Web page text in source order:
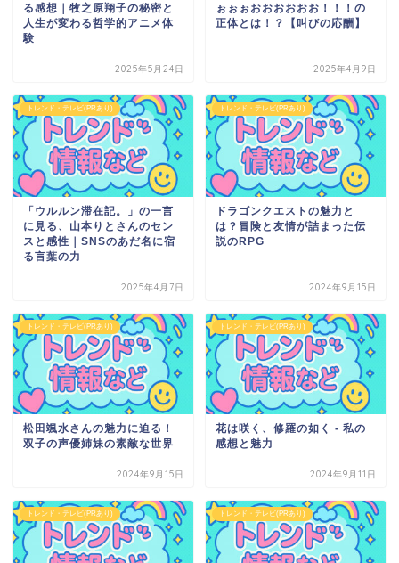
る感想｜牧之原翔子の秘密と
人生が変わる哲学的アニメ体
験
2025年5月24日
ぉぉぉおおおおおお！！！の
正体とは！？【叫びの応酬】
2025年4月9日
トレンド・テレビ(PRあり)
「ウルルン滞在記。」の一言
に見る、山本りとさんのセン
スと感性｜SNSのあだ名に宿
る言葉の力
2025年4月7日
トレンド・テレビ(PRあり)
ドラゴンクエストの魅力と
は？冒険と友情が詰まった伝
説のRPG
2024年9月15日
トレンド・テレビ(PRあり)
松田颯水さんの魅力に迫る！
双子の声優姉妹の素敵な世界
2024年9月15日
トレンド・テレビ(PRあり)
花は咲く、修羅の如く - 私の
感想と魅力
2024年9月11日
トレンド・テレビ(PRあり) トレンド・テレビ(PRあり)